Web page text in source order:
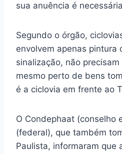
sua anuência é
Segundo o órgão,
envolvem apenas pintura
sinalização, não
mesmo perto de bens
é a ciclovia em frente ao
O Condephaat (conselho
(federal), que também
Paulista, informaram que